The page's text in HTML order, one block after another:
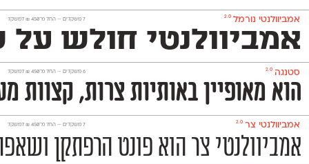
אמביוולנטי נורמל 2.0 ‫7 משקלים — החל מ־ 450
₪למשקל
אמביוולנטי חולש על
סטנגה 2.0 ‫6 משקלים — החל מ־ 450
₪למשקל
הוא מאופיין באותיות צרות, קצוות
אמביוולנטי צר 2.0 ‫7 משקלים — החל מ־450
₪למשקל
אמביוולנטי צר הוא פונט הרפתקן